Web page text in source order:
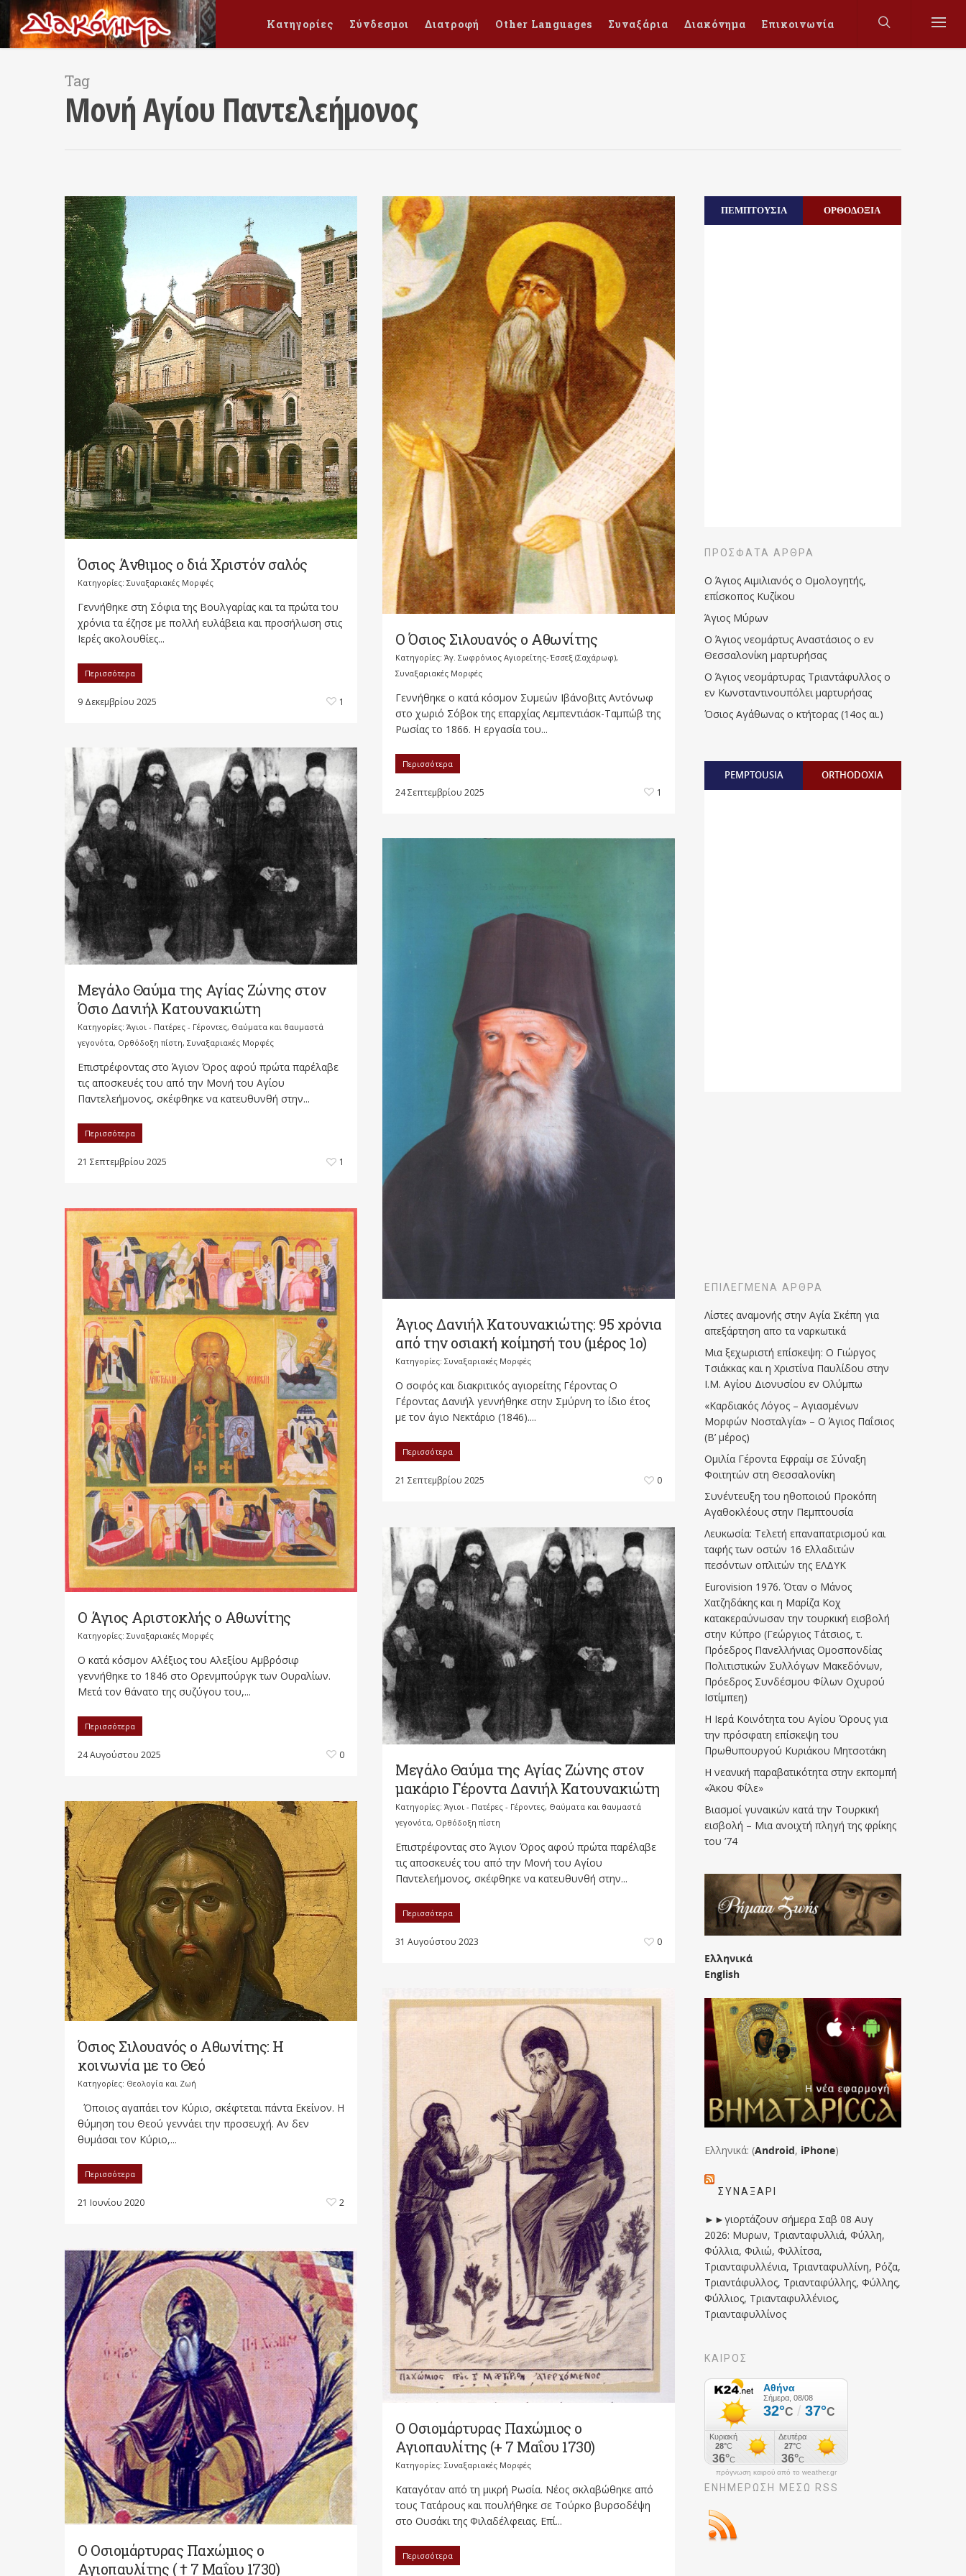
Κατηγορίες Σύνδεσμοι Διατροφή Other Languages Συναξάρια Διακόνημα Επικοινωνία
Tag
Μονή Αγίου Παντελεήμονος
Όσιος Άνθιμος ο διά Χριστόν σαλός
Κατηγορίες: Συναξαριακές Μορφές
Γεννήθηκε στη Σόφια της Βουλγαρίας και τα πρώτα του
χρόνια τα έζησε με πολλή ευλάβεια και προσήλωση στις
Ιερές ακολουθίες...
Περισσότερα
9 Δεκεμβρίου 2025 1
Ο Όσιος Σιλουανός ο Αθωνίτης
Κατηγορίες: Άγ. Σωφρόνιος Αγιορείτης-'Εσσεξ (Σαχάρωφ),
Συναξαριακές Μορφές
Γεννήθηκε ο κατά κόσμον Συμεών Ιβάνοβιτς Αντόνωφ
στο χωριό Σόβοκ της επαρχίας Λεμπεντιάσκ-Ταμπώβ της
Ρωσίας το 1866. Η εργασία του...
Περισσότερα
24 Σεπτεμβρίου 2025 1
Μεγάλο Θαύμα της Αγίας Ζώνης στον
Όσιο Δανιήλ Κατουνακιώτη
Κατηγορίες: Άγιοι - Πατέρες - Γέροντες, Θαύματα και θαυμαστά
γεγονότα, Ορθόδοξη πίστη, Συναξαριακές Μορφές
Επιστρέφοντας στο Άγιον Όρος αφού πρώτα παρέλαβε
τις αποσκευές του από την Μονή του Αγίου
Παντελεήμονος, σκέφθηκε να κατευθυνθή στην...
Περισσότερα
21 Σεπτεμβρίου 2025 1
Άγιος Δανιήλ Κατουνακιώτης: 95 χρόνια
από την οσιακή κοίμησή του (μέρος 1ο)
Κατηγορίες: Συναξαριακές Μορφές
Ο σοφός και διακριτικός αγιορείτης Γέροντας Ο
Γέροντας Δανιήλ γεννήθηκε στην Σμύρνη το ίδιο έτος
με τον άγιο Νεκτάριο (1846)....
Περισσότερα
21 Σεπτεμβρίου 2025 0
Ο Άγιος Αριστοκλής ο Αθωνίτης
Κατηγορίες: Συναξαριακές Μορφές
Ο κατά κόσμον Αλέξιος του Αλεξίου Αμβρόσιφ
γεννήθηκε το 1846 στο Ορενμπούργκ των Ουραλίων.
Μετά τον θάνατο της συζύγου του,...
Περισσότερα
24 Αυγούστου 2025 0
Μεγάλο Θαύμα της Αγίας Ζώνης στον
μακάριο Γέροντα Δανιήλ Κατουνακιώτη
Κατηγορίες: Άγιοι - Πατέρες - Γέροντες, Θαύματα και θαυμαστά
γεγονότα, Ορθόδοξη πίστη
Επιστρέφοντας στο Άγιον Όρος αφού πρώτα παρέλαβε
τις αποσκευές του από την Μονή του Αγίου
Παντελεήμονος, σκέφθηκε να κατευθυνθή στην...
Περισσότερα
31 Αυγούστου 2023 0
Όσιος Σιλουανός ο Αθωνίτης: Η
κοινωνία με το Θεό
Κατηγορίες: Θεολογία και Ζωή
Όποιος αγαπάει τον Κύριο, σκέφτεται πάντα Εκείνον. Η
θύμηση του Θεού γεννάει την προσευχή. Αν δεν
θυμάσαι τον Κύριο,...
Περισσότερα
21 Ιουνίου 2020 2
Ο Οσιομάρτυρας Παχώμιος ο
Αγιοπαυλίτης (+ 7 Μαΐου 1730)
Κατηγορίες: Συναξαριακές Μορφές
Καταγόταν από τη μικρή Ρωσία. Νέος σκλαβώθηκε από
τους Τατάρους και πουλήθηκε σε Τούρκο βυρσοδέψη
στο Ουσάκι της Φιλαδέλφειας. Επί...
Περισσότερα
Ο Οσιομάρτυρας Παχώμιος ο
Αγιοπαυλίτης ( † 7 Μαΐου 1730)
ΠΕΜΠΤΟΥΣΙΑ ΟΡΘΟΔΟΞΙΑ
ΠΡΌΣΦΑΤΑ ΆΡΘΡΑ
Ο Άγιος Αιμιλιανός ο Ομολογητής,
επίσκοπος Κυζίκου
Άγιος Μύρων
Ο Άγιος νεομάρτυς Αναστάσιος ο εν
Θεσσαλονίκη μαρτυρήσας
Ο Άγιος νεομάρτυρας Τριαντάφυλλος ο
εν Κωνσταντινουπόλει μαρτυρήσας
Όσιος Αγάθωνας ο κτήτορας (14ος αι.)
PEMPTOUSIA ORTHODOXIA
ΕΠΙΛΕΓΜΈΝΑ ΆΡΘΡΑ
Λίστες αναμονής στην Αγία Σκέπη για
απεξάρτηση απο τα ναρκωτικά
Μια ξεχωριστή επίσκεψη: Ο Γιώργος
Τσιάκκας και η Χριστίνα Παυλίδου στην
Ι.Μ. Αγίου Διονυσίου εν Ολύμπω
«Καρδιακός Λόγος – Αγιασμένων
Μορφών Νοσταλγία» – Ο Άγιος Παΐσιος
(Β’ μέρος)
Ομιλία Γέροντα Εφραίμ σε Σύναξη
Φοιτητών στη Θεσσαλονίκη
Συνέντευξη του ηθοποιού Προκόπη
Αγαθοκλέους στην Πεμπτουσία
Λευκωσία: Τελετή επαναπατρισμού και
ταφής των οστών 16 Ελλαδιτών
πεσόντων οπλιτών της ΕΛΔΥΚ
Eurovision 1976. Όταν ο Μάνος
Χατζηδάκης και η Μαρίζα Κοχ
κατακεραύνωσαν την τουρκική εισβολή
στην Κύπρο (Γεώργιος Τάτσιος, τ.
Πρόεδρος Πανελλήνιας Ομοσπονδίας
Πολιτιστικών Συλλόγων Μακεδόνων,
Πρόεδρος Συνδέσμου Φίλων Οχυρού
Ιστίμπεη)
Η Ιερά Κοινότητα του Αγίου Όρους για
την πρόσφατη επίσκεψη του
Πρωθυπουργού Κυριάκου Μητσοτάκη
Η νεανική παραβατικότητα στην εκπομπή
«Άκου Φίλε»
Βιασμοί γυναικών κατά την Τουρκική
εισβολή – Μια ανοιχτή πληγή της φρίκης
του ’74
Ελληνικά
English
Ελληνικά: (Android, iPhone)
ΣΥΝΑΞΆΡΙ
►►γιορτάζουν σήμερα Σαβ 08 Αυγ
2026: Μυρων, Τριανταφυλλιά, Φύλλη,
Φύλλια, Φιλιώ, Φιλλίτσα,
Τριανταφυλλένια, Τριανταφυλλίνη, Ρόζα,
Τριαντάφυλλος, Τριανταφύλλης, Φύλλης,
Φύλλιος, Τριανταφυλλένιος,
Τριανταφυλλίνος
ΚΑΙΡΟΣ
πρόγνωση καιρού από το weather.gr
ΕΝΗΜΈΡΩΣΉ ΜΕΣΩ RSS